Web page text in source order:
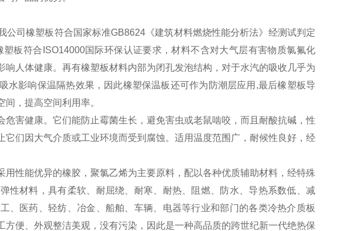
司橡塑板符合国家标准GB8624《建筑材料燃烧性能分析法》经测试判定
板符合ISO14000国际环保认证要求，材料不含对大气层有害物质氯氟化
人体健康。再有橡塑板材料内部为闭孔发泡结构，对于水汽的吸收几乎为
水影响保温隔热效果，因此橡塑保温板还可作为防潮层应用,最后橡塑板导
，提高空间利用率。
害健康。它们能防止霉菌生长，避免害虫或老鼠啮咬，而且耐酸抗碱，性
们因大气介质或工业环境而受到腐蚀。适用温度范围广，耐候性良好，经
性能优异的橡胶，聚氯乙烯为主要原料，配以各种优质辅助材料，经特殊
性材料，具有柔软、耐屈绕、耐寒、耐热、阻燃、防水、导热系数低、减
、医药、轻纺、冶金、船舶、车辆、电器等行业和部门的各类冷热介质板
便、外观整洁美观，没有污染，因此是一种高品质的跨世纪新一代绝热保